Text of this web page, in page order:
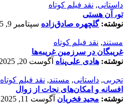
داستانی, نقد فیلم کوتاه
تو، آن هستی
نوشته:گلچهره صادق‌زاده سپتامبر 9, 2025
مستند, نقد فیلم کوتاه
غریبگان در سرزمین غریبه‌ها
نوشته: هادی علی‌پناه آگوست 20, 2025
تجربی, داستانی, مستند, نقد فیلم کوتاه
افسانه‌ و امکان‌های نجات از زوال
نوشته: مجید فخریان آگوست 11, 2025